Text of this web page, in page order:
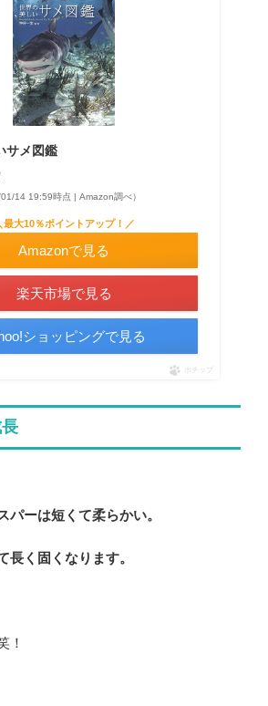
サメ図鑑
01/14 19:59時点 | Amazon調べ）
最大10％ポイントアップ！／
Amazonで見る
楽天市場で見る
ショッピングで見る
ポチップ
パーは短くて柔らかい。
長く固くなります。
！